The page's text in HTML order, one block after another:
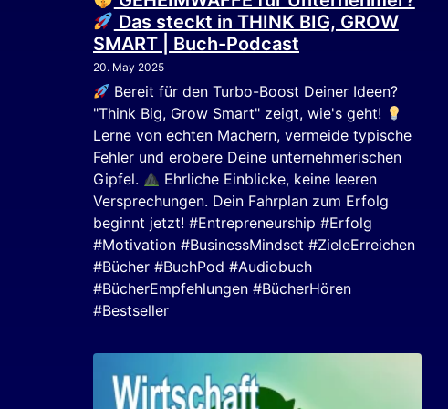
Das steckt in THINK BIG, GROW
SMART | Buch-Podcast
20. May 2025
Bereit für den Turbo-Boost Deiner Ideen?
"Think Big, Grow Smart" zeigt, wie's geht!
Lerne von echten Machern, vermeide typische
Fehler und erobere Deine unternehmerischen
Gipfel.
Ehrliche Einblicke, keine leeren
Versprechungen. Dein Fahrplan zum Erfolg
beginnt jetzt! #Entrepreneurship #Erfolg
#Motivation #BusinessMindset #ZieleErreichen
#Bücher #BuchPod #Audiobuch
#BücherEmpfehlungen #BücherHören
#Bestseller